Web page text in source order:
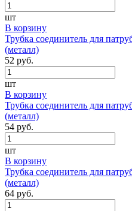
шт
В корзину
Трубка соединитель для
(металл)
52 руб.
шт
В корзину
Трубка соединитель для
(металл)
54 руб.
шт
В корзину
Трубка соединитель для
(металл)
64 руб.